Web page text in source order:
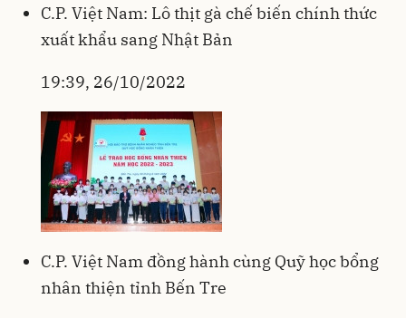
C.P. Việt Nam: Lô thịt gà chế biến chính thức
xuất khẩu sang Nhật Bản
19:39, 26/10/2022
C.P. Việt Nam đồng hành cùng Quỹ học bổng
nhân thiện tỉnh Bến Tre